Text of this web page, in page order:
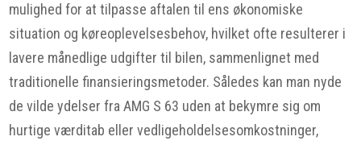
mulighed for at tilpasse aftalen til ens økonomiske
situation og køreoplevelsesbehov, hvilket ofte resulterer i
lavere månedlige udgifter til bilen, sammenlignet med
traditionelle finansieringsmetoder. Således kan man nyde
de vilde ydelser fra AMG S 63 uden at bekymre sig om
hurtige værditab eller vedligeholdelsesomkostninger,